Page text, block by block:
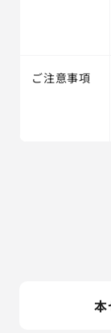
ご注意事項
本